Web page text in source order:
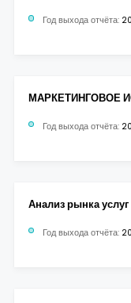
Год выхода отчёта:
МАРКЕТИНГОВОЕ
Год выхода отчёта:
Анализ рынка
Год выхода отчёта: